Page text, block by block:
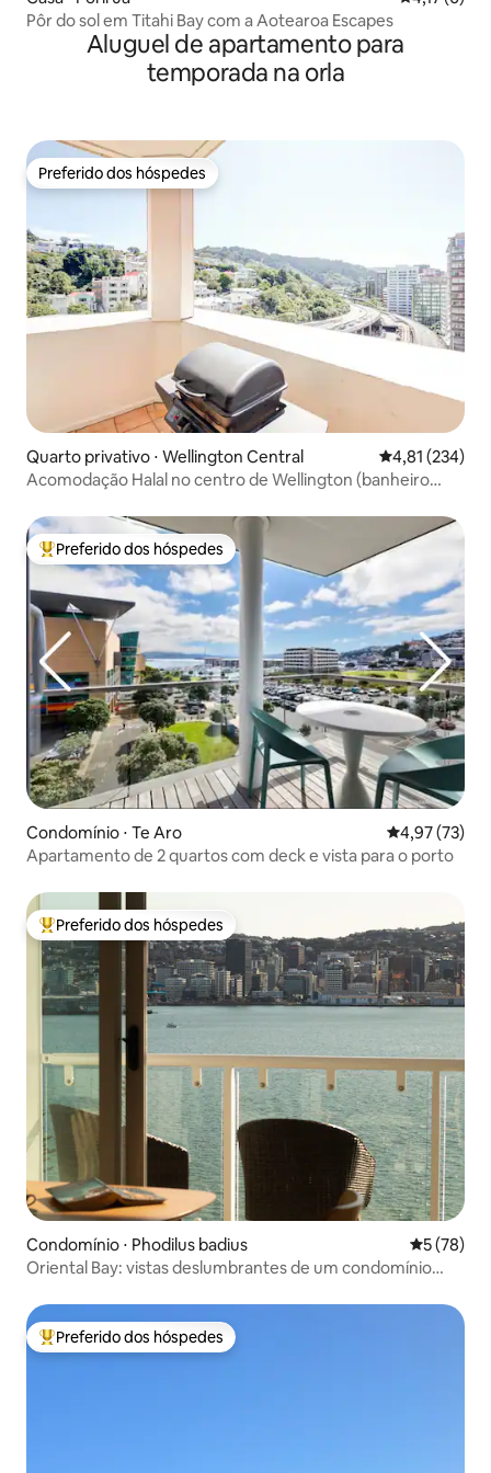
Pôr do sol em Titahi Bay com a Aotearoa Escapes
Aluguel de apartamento para
temporada na orla
Preferido dos hóspedes
Preferido dos hóspedes
Quarto privativo ⋅ Wellington Central 4,81 de uma
4,81 (234)
Acomodação Halal no centro de Wellington (banheiro
Entre os melhores preferidos dos hóspedes
Preferido dos hóspedes
Condomínio ⋅ Te Aro 4,97 de uma
4,97 (73)
Apartamento de 2 quartos com deck e vista para o porto
Entre os melhores preferidos dos hóspedes
Preferido dos hóspedes
Condomínio ⋅ Phodilus badius 5 de uma
5 (78)
Oriental Bay: vistas deslumbrantes de um condomínio
Entre os melhores preferidos dos hóspedes
Preferido dos hóspedes